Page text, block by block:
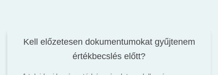
Kell előzetesen dokumentumokat gyűjtenem
értékbecslés előtt?